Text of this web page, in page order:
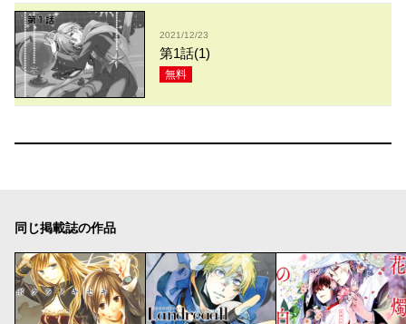
2021/12/23
第1話(1)
無料
同じ掲載誌の作品